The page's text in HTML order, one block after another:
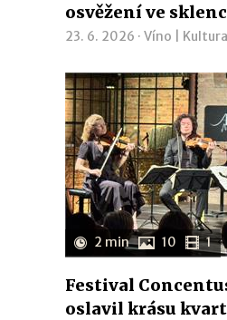
osvěžení ve
23. 6. 2026 · Víno Kultura
2 min 10 1
Festival
oslavil krásu